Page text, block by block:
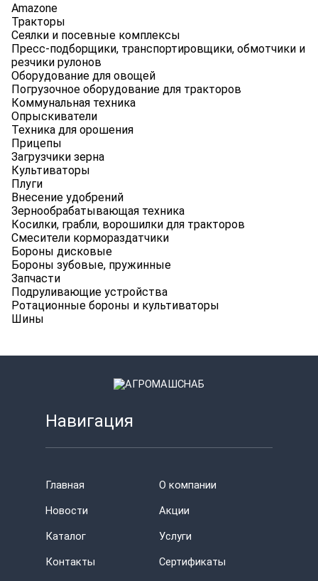
Amazone
Тракторы
Сеялки и посевные комплексы
Пресс-подборщики, транспортировщики, обмотчики и
резчики рулонов
Оборудование для овощей
Погрузочное оборудование для тракторов
Коммунальная техника
Опрыскиватели
Техника для орошения
Прицепы
Загрузчики зерна
Культиваторы
Плуги
Внесение удобрений
Зернообрабатывающая техника
Косилки, грабли, ворошилки для тракторов
Смесители кормораздатчики
Бороны дисковые
Бороны зубовые, пружинные
Запчасти
Подруливающие устройства
Ротационные бороны и культиваторы
Шины
Навигация
Главная
О компании
Новости
Акции
Каталог
Услуги
Контакты
Сертификаты